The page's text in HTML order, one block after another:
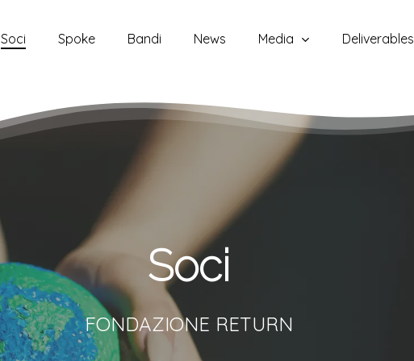
Soci Spoke Bandi News Media Deliverables
Soci
FONDAZIONE RETURN